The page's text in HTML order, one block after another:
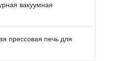
вакуумная
прессовая печь для